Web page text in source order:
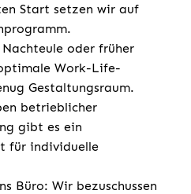
Start setzen wir auf
oder früher
Work-Life-
Gestaltungsraum.
betrieblicher
gibt es ein
für individuelle
Büro: Wir bezuschussen